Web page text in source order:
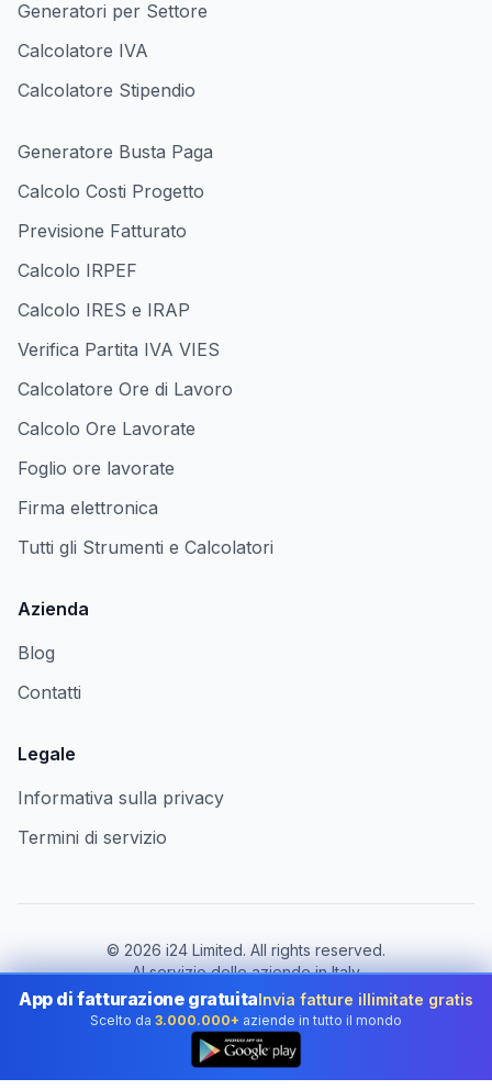
Generatori per Settore
Calcolatore IVA
Calcolatore Stipendio
Generatore Busta Paga
Calcolo Costi Progetto
Previsione Fatturato
Calcolo IRPEF
Calcolo IRES e IRAP
Verifica Partita IVA VIES
Calcolatore Ore di Lavoro
Calcolo Ore Lavorate
Foglio ore lavorate
Firma elettronica
Tutti gli Strumenti e Calcolatori
Azienda
Blog
Contatti
Legale
Informativa sulla privacy
Termini di servizio
© 2026 i24 Limited. All rights reserved.
Al servizio delle aziende in Italy
Cambia paese:
Italy
App di fatturazione gratuitaInvia fatture illimitate gratis
Scelto da 3.000.000+ aziende in tutto il mondo